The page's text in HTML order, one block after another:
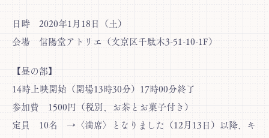
日時 2020年1月18日（土）
会場 信陽堂アトリエ（文京区千駄木3-51-10-1F）
【昼の部】
14時上映開始（開場13時30分）17時00分終了
参加費 1500円（税別、お茶とお菓子付き）
定員 10名 →〈満席〉となりました（12月13日）以降、キ